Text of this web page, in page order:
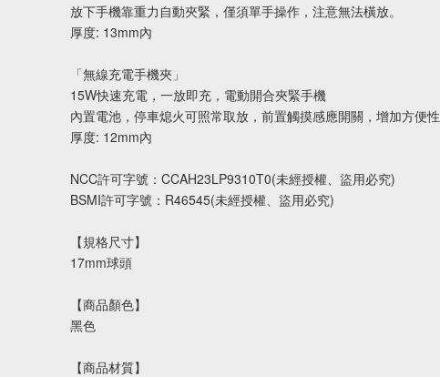
放下手機靠重力自動夾緊，僅須單手操作，注意無法橫放。
厚度: 13mm內
「無線充電手機夾」
15W快速充電，一放即充，電動開合夾緊手機
內置電池，停車熄火可照常取放，前置觸摸感應開關，增加方便性
厚度: 12mm內
NCC許可字號：CCAH23LP9310T0(未經授權、盜用必究)
BSMI許可字號：R46545(未經授權、盜用必究)
【規格尺寸】
17mm球頭
【商品顏色】
黑色
【商品材質】